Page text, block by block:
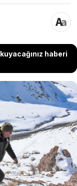
haberi
Şube
Müdürlüğü
yaban